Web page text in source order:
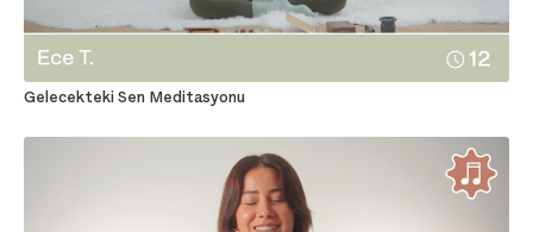
Gelecekteki Sen Meditasyonu